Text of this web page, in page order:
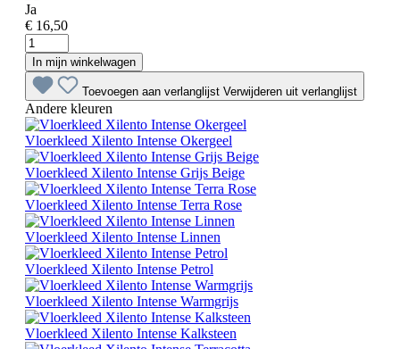
Ja
€ 16,50
In mijn winkelwagen
Toevoegen aan verlanglijst Verwijderen uit verlanglijst
Andere kleuren
Vloerkleed Xilento Intense Okergeel
Vloerkleed Xilento Intense Grijs Beige
Vloerkleed Xilento Intense Terra Rose
Vloerkleed Xilento Intense Linnen
Vloerkleed Xilento Intense Petrol
Vloerkleed Xilento Intense Warmgrijs
Vloerkleed Xilento Intense Kalksteen